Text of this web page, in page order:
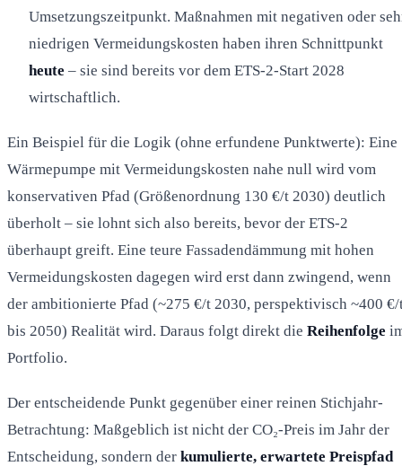
Umsetzungszeitpunkt. Maßnahmen mit negativen oder
niedrigen Vermeidungskosten haben ihren Schnittpunkt
heute – sie sind bereits vor dem ETS-2-Start 2028
wirtschaftlich.
Ein Beispiel für die Logik (ohne erfundene Punktwerte): Eine
Wärmepumpe mit Vermeidungskosten nahe null wird vom
konservativen Pfad (Größenordnung 130 €/t 2030) deutlich
überholt – sie lohnt sich also bereits, bevor der ETS-2
überhaupt greift. Eine teure Fassadendämmung mit hohen
Vermeidungskosten dagegen wird erst dann zwingend, wenn
der ambitionierte Pfad (~275 €/t 2030, perspektivisch ~400
bis 2050) Realität wird. Daraus folgt direkt die Reihenfolge
Portfolio.
Der entscheidende Punkt gegenüber einer reinen Stichjahr-
Betrachtung: Maßgeblich ist nicht der CO₂-Preis im Jahr der
Entscheidung, sondern der kumulierte, erwartete Preispfad